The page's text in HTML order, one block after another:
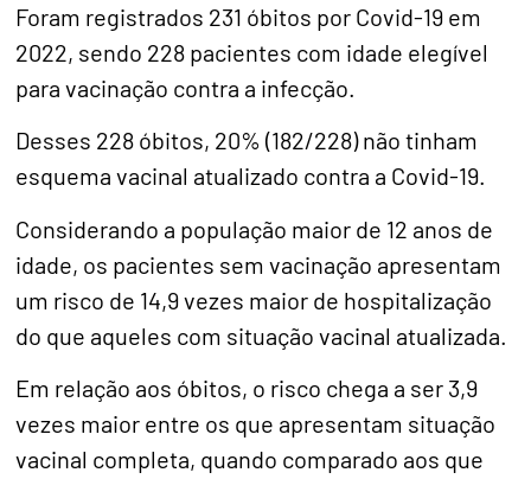
Foram registrados 231 óbitos por Covid-19 em
2022, sendo 228 pacientes com idade elegível
para vacinação contra a infecção.
Desses 228 óbitos, 20% (182/228) não tinham
esquema vacinal atualizado contra a Covid-19.
Considerando a população maior de 12 anos de
idade, os pacientes sem vacinação apresentam
um risco de 14,9 vezes maior de hospitalização
do que aqueles com situação vacinal atualizada.
Em relação aos óbitos, o risco chega a ser 3,9
vezes maior entre os que apresentam situação
vacinal completa, quando comparado aos que